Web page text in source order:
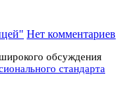
Нет комментариев
обсуждения
стандарта